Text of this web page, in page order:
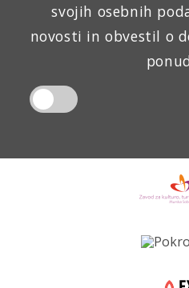
svojih osebnih
novosti in obvestil o